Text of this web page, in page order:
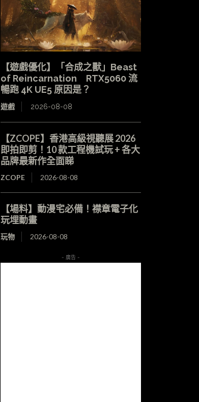
【遊戲優化】「合成之獸」Beast
of Reincarnation RTX5060 流
暢跑 4K UE5 原因是？
遊戲 2026-08-08
【ZCOPE】香港高級視聽展 2026
即拍即剪！10 款工程機試玩 + 各大
品牌最新作全面睇
ZCOPE 2026-08-08
【場料】動漫宅必備！襟章電子化
玩埋動畫
玩物 2026-08-08
- 廣告 -